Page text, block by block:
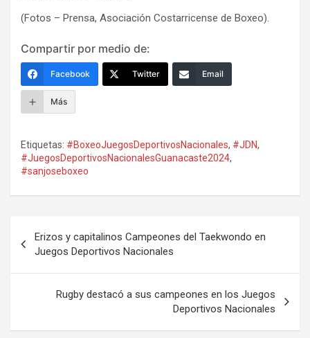
(Fotos – Prensa, Asociación Costarricense de Boxeo).
Compartir por medio de:
Facebook Twitter Email
Más
Etiquetas: #BoxeoJuegosDeportivosNacionales, #JDN,
#JuegosDeportivosNacionalesGuanacaste2024,
#sanjoseboxeo
de
entradas
Erizos y capitalinos Campeones del Taekwondo en
Juegos Deportivos Nacionales
Rugby destacó a sus campeones en los Juegos
Deportivos Nacionales